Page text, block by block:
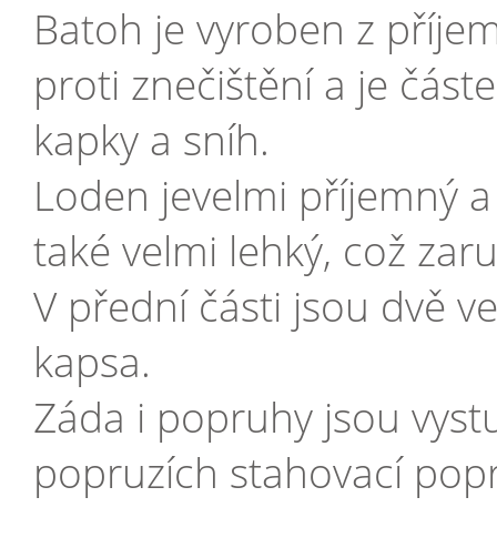
Batoh je vyroben z
proti znečištění a je
kapky a sníh.
Loden jevelmi příjemný
také velmi lehký, což
V přední části jsou dvě
kapsa.
Záda i popruhy jsou
popruzích stahovací